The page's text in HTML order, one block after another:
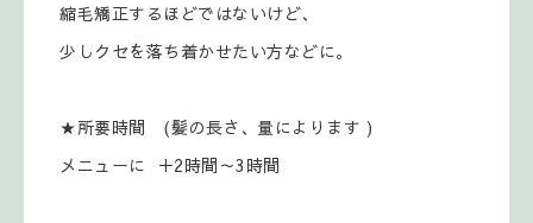
縮毛矯正するほどではないけど、
少しクセを落ち着かせたい方などに。
★所要時間 (髪の長さ、量によります )
メニューに ＋2時間～3時間